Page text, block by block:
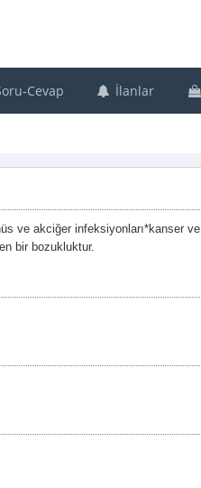
Cevap İlanlar
ve akciğer infeksiyonları*kanser ve
bir bozukluktur.